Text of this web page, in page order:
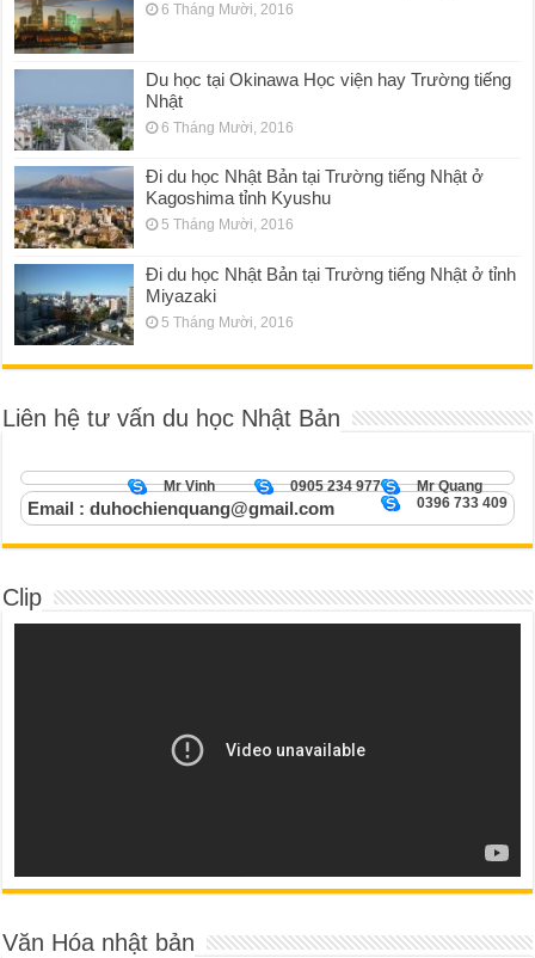
6 Tháng Mười, 2016
Du học tại Okinawa Học viện hay Trường tiếng
Nhật
6 Tháng Mười, 2016
Đi du học Nhật Bản tại Trường tiếng Nhật ở
Kagoshima tỉnh Kyushu
5 Tháng Mười, 2016
Đi du học Nhật Bản tại Trường tiếng Nhật ở tỉnh
Miyazaki
5 Tháng Mười, 2016
Liên hệ tư vấn du học Nhật Bản
Mr Quang
0905 234 977
Mr Vinh
0396 733 409
Email : duhochienquang@gmail.com
Clip
Văn Hóa nhật bản